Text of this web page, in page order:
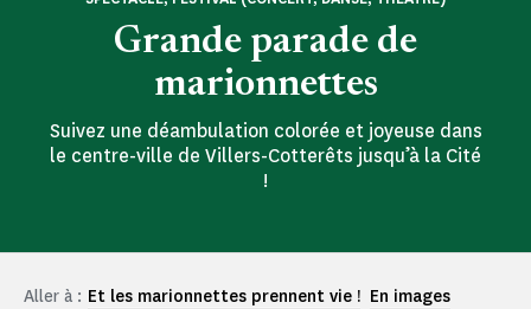
Grande parade de
marionnettes
Suivez une déambulation colorée et joyeuse dans
le centre-ville de Villers-Cotterêts jusqu’à la Cité
!
Aller à : Et les marionnettes prennent vie ! En images